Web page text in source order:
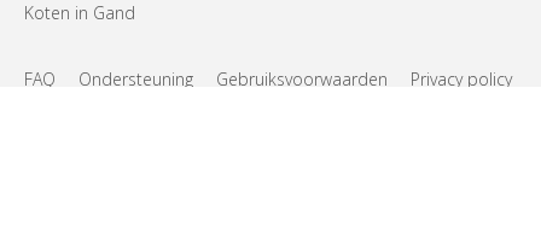
Koten in Gand
FAQ Ondersteuning Gebruiksvoorwaarden Privacy policy